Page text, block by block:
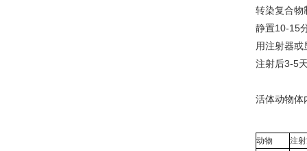
转染复合物
静置10-15
用注射器
注射后3-5
活体动物体
动物
注